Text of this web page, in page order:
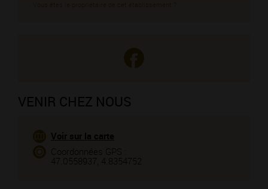
VENIR CHEZ NOUS
Voir sur la carte
Coordonnées GPS :
47.0558937, 4.8354752